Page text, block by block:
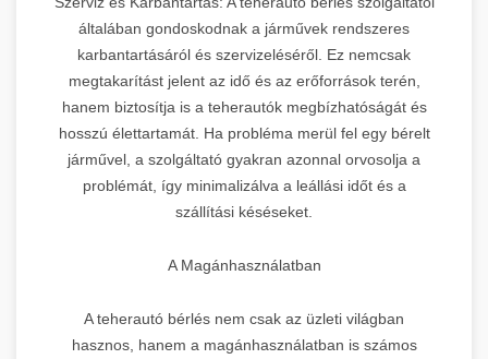
általában gondoskodnak a járművek rendszeres
karbantartásáról és szervizeléséről. Ez nemcsak
megtakarítást jelent az idő és az erőforrások terén,
hanem biztosítja is a teherautók megbízhatóságát és
hosszú élettartamát. Ha probléma merül fel egy bérelt
járművel, a szolgáltató gyakran azonnal orvosolja a
problémát, így minimalizálva a leállási időt és a
szállítási késéseket.
A Magánhasználatban
A teherautó bérlés nem csak az üzleti világban
hasznos, hanem a magánhasználatban is számos